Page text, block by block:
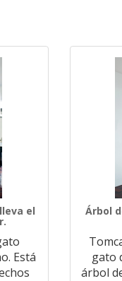
el
Está
Árbol
gato
árbol